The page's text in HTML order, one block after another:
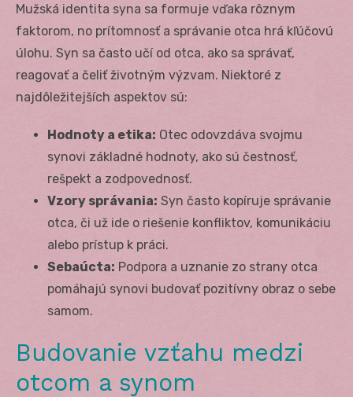
Mužská identita syna sa formuje vďaka rôznym
faktorom, no prítomnosť a správanie otca hrá kľúčovú
úlohu. Syn sa často učí od otca, ako sa správať,
reagovať a čeliť životným výzvam. Niektoré z
najdôležitejších aspektov sú:
Hodnoty a etika: Otec odovzdáva svojmu
synovi základné hodnoty, ako sú čestnosť,
rešpekt a zodpovednosť.
Vzory správania: Syn často kopíruje správanie
otca, či už ide o riešenie konfliktov, komunikáciu
alebo prístup k práci.
Sebaúcta: Podpora a uznanie zo strany otca
pomáhajú synovi budovať pozitívny obraz o sebe
samom.
Budovanie vzťahu medzi
otcom a synom